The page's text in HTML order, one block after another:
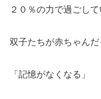
２０％の力で過ごして
双子たちが赤ちゃん
「記憶がなくなる」